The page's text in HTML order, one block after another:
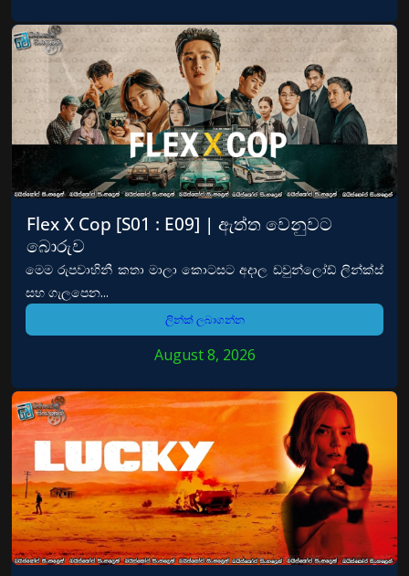
Flex X Cop [S01 : E09] | ඇත්ත වෙනුවට
බොරුව
මෙම රුපවාහිනී කතා මාලා කොටසට අදාල ඩවුන්ලෝඩ් ලින්ක්ස්
සහ ගැලපෙන...
ලින්ක් ලබාගන්න
August 8, 2026